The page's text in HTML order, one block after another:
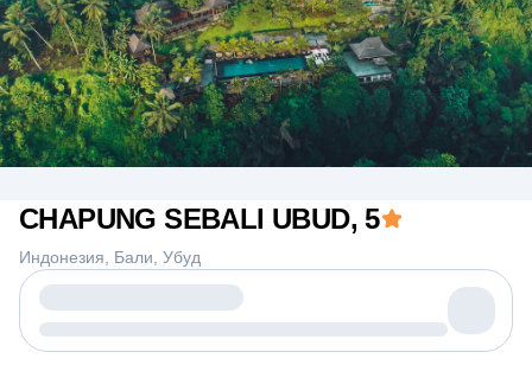
CHAPUNG SEBALI UBUD, 5
Индонезия Бали Убуд